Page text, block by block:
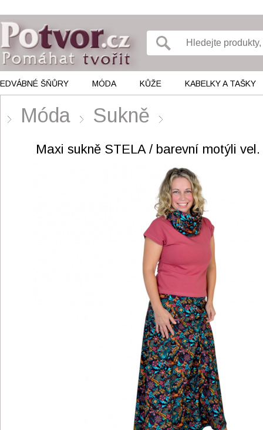
ŠŇŮRY MÓDA KŮŽE KABELKY A TAŠKY
Móda Sukně
Maxi sukně STELA / barevní motýli